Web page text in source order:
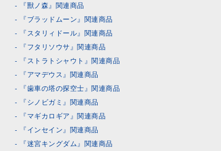
『獸ノ森』関連商品
『ブラッドムーン』関連商品
『スタリィドール』関連商品
『フタリソウサ』関連商品
『ストラトシャウト』関連商品
『アマデウス』関連商品
『歯車の塔の探空士』関連商品
『シノビガミ』関連商品
『マギカロギア』関連商品
『インセイン』関連商品
『迷宮キングダム』関連商品